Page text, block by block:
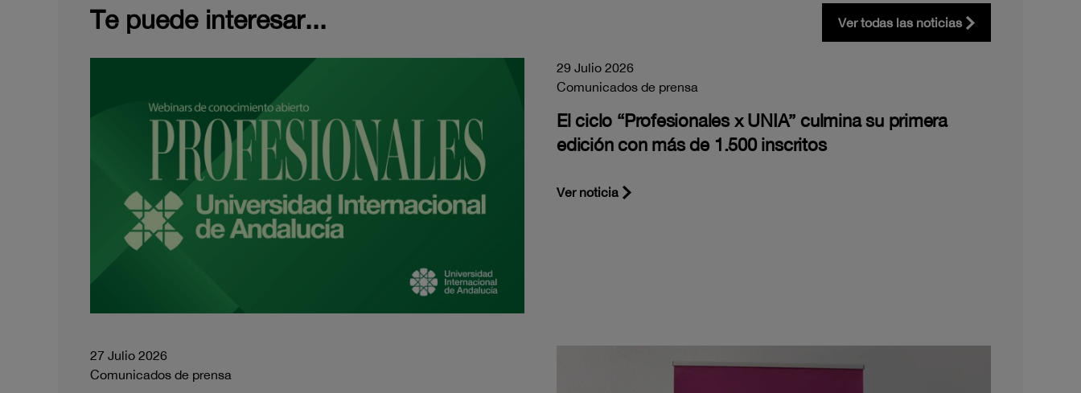
Te puede interesar... Ver todas las noticias
29 Julio 2026
Comunicados de prensa
El ciclo “Profesionales x UNIA” culmina su primera
edición con más de 1.500 inscritos
Ver noticia
27 Julio 2026
Comunicados de prensa